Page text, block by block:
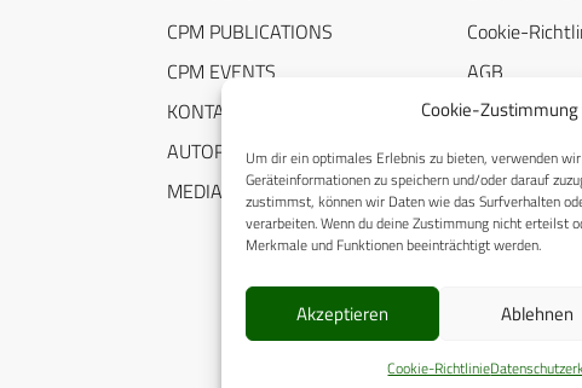
Cookie-
Um dir ein optimales Erlebnis zu bieten, verwenden
Geräteinformationen zu speichern und/oder darauf
zustimmst, können wir Daten wie das Surfverhalten
verarbeiten. Wenn du deine Zustimmung nicht erteilst
Merkmale und Funktionen beeinträchtigt werden.
Akzeptieren Ablehnen
Cookie-Richtlinie
CPM PUBLICATIONS
CPM EVENTS
KONTAKT
AUTORENHINWEISE
MEDIADATEN
Cookie-
AGB
Compliance
Impressum